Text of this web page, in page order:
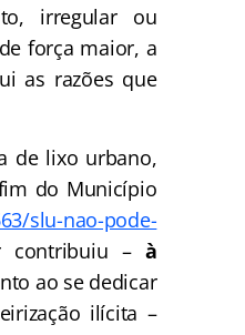
irregular ou
força maior, a
as razões que
de lixo urbano,
do Município
slu-nao-pode-
contribuiu – à
ao se dedicar
ilícita –